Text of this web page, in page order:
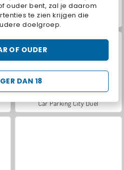
ouder bent, zal je daarom
te zien krijgen die
doelgroep.
DAN 18
OF OUDER
World War 2 Shooter
Car Parking City Duel